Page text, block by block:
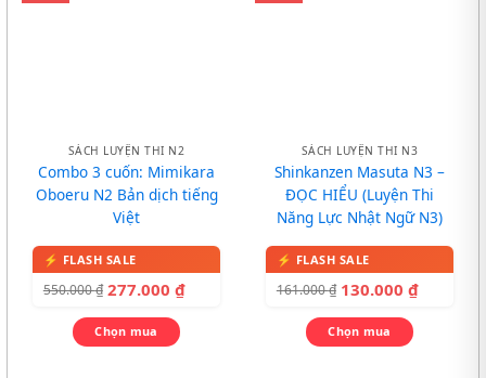
SÁCH LUYỆN THI N2
Combo 3 cuốn: Mimikara
Oboeru N2 Bản dịch tiếng
Việt
550.000₫ 277.000 ₫
Chọn mua
SÁCH LUYỆN THI N3
Shinkanzen Masuta N3 –
ĐỌC HIỂU (Luyện Thi
Năng Lực Nhật Ngữ N3)
161.000₫ 130.000 ₫
Chọn mua